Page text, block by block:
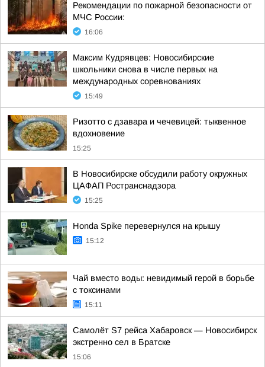
Рекомендации по пожарной безопасности от
МЧС России:
16:06
Максим Кудрявцев: Новосибирские
школьники снова в числе первых на
международных соревнованиях
15:49
Ризотто с дзавара и чечевицей: тыквенное
вдохновение
15:25
В Новосибирске обсудили работу окружных
ЦАФАП Ространснадзора
15:25
Honda Spike перевернулся на крышу
15:12
Чай вместо воды: невидимый герой в борьбе
с токсинами
15:11
Самолёт S7 рейса Хабаровск — Новосибирск
экстренно сел в Братске
15:06